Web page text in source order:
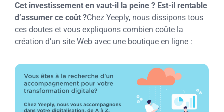
Cet investissement en vaut-il la peine ? Est-il rentable
d’assumer ce coût ?Chez Yeeply, nous dissipons tous
ces doutes et vous expliquons combien coûte la
création d’un site Web avec une boutique en ligne :